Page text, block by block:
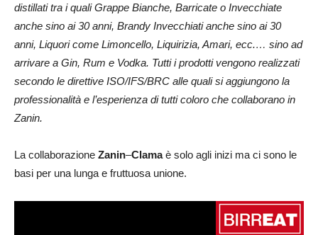
distillati tra i quali Grappe Bianche, Barricate o Invecchiate
anche sino ai 30 anni, Brandy Invecchiati anche sino ai 30
anni, Liquori come Limoncello, Liquirizia, Amari, ecc.… sino ad
arrivare a Gin, Rum e Vodka. Tutti i prodotti vengono realizzati
secondo le direttive ISO/IFS/BRC alle quali si aggiungono la
professionalità e l’esperienza di tutti coloro che collaborano in
Zanin.
La collaborazione Zanin–Clamaè solo agli inizi ma ci sono le
basi per una lunga e fruttuosa unione.